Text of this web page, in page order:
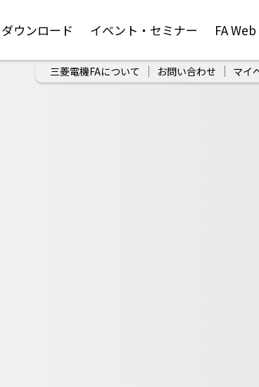
ダウンロード イベント・セミナー FA
三菱電機FAについて お問い合わせ マイ